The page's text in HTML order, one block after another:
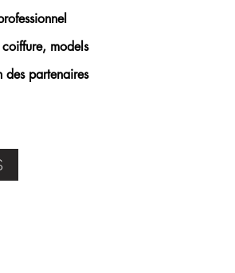
models
partenaires